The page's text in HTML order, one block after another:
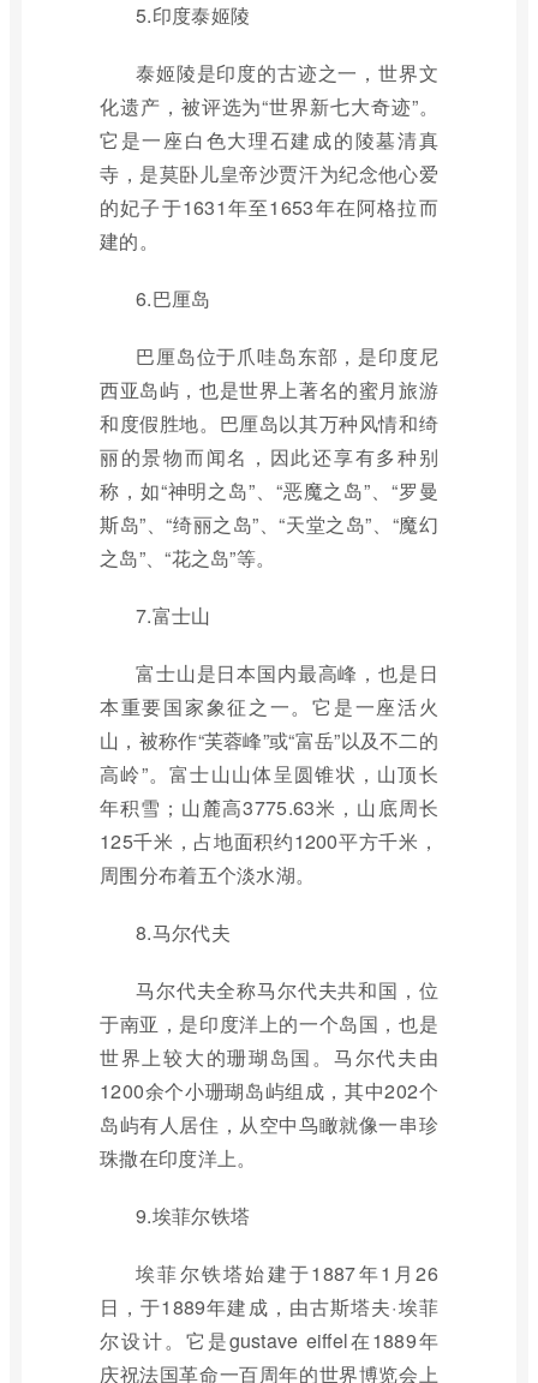
5.印度泰姬陵
泰姬陵是印度的古迹之一，世界文
化遗产，被评选为“世界新七大奇迹”。
它是一座白色大理石建成的陵墓清真
寺，是莫卧儿皇帝沙贾汗为纪念他心爱
的妃子于1631年至1653年在阿格拉而
建的。
6.巴厘岛
巴厘岛位于爪哇岛东部，是印度尼
西亚岛屿，也是世界上著名的蜜月旅游
和度假胜地。巴厘岛以其万种风情和绮
丽的景物而闻名，因此还享有多种别
称，如“神明之岛”、“恶魔之岛”、“罗曼
斯岛”、“绮丽之岛”、“天堂之岛”、“魔幻
之岛”、“花之岛”等。
7.富士山
富士山是日本国内最高峰，也是日
本重要国家象征之一。它是一座活火
山，被称作“芙蓉峰”或“富岳”以及不二的
高岭”。富士山山体呈圆锥状，山顶长
年积雪；山麓高3775.63米，山底周长
125千米，占地面积约1200平方千米，
周围分布着五个淡水湖。
8.马尔代夫
马尔代夫全称马尔代夫共和国，位
于南亚，是印度洋上的一个岛国，也是
世界上较大的珊瑚岛国。马尔代夫由
1200余个小珊瑚岛屿组成，其中202个
岛屿有人居住，从空中鸟瞰就像一串珍
珠撒在印度洋上。
9.埃菲尔铁塔
埃菲尔铁塔始建于1887年1月26
日，于1889年建成，由古斯塔夫·埃菲
尔设计。它是gustave eiffel在1889年
庆祝法国革命一百周年的世界博览会上